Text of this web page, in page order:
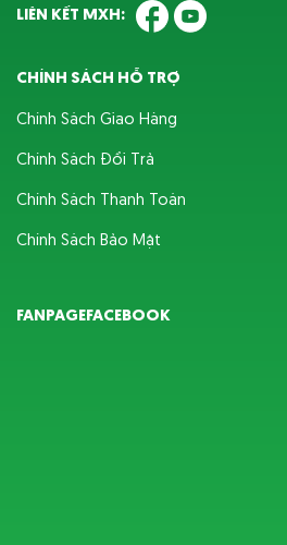
LIÊN KẾT MXH:
CHÍNH SÁCH HỖ TRỢ
Chính Sách Giao Hàng
Chính Sách Đổi Trả
Chính Sách Thanh Toán
Chính Sách Bảo Mật
FANPAGEFACEBOOK